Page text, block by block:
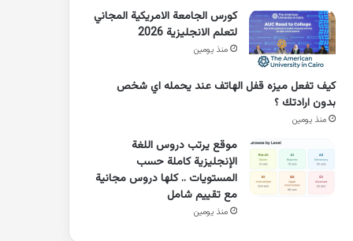
كورس الجامعة الامريكية المجاني
لتعلم الانجليزية 2026
منذ يومين
كيف تفعل ميزه قفل الهاتف عند يحمله اي شخص
بدون ارادتك ؟
منذ يومين
موقع يرتب دروس اللغة
الإنجليزية كاملة حسب
المستويات .. كلها دروس مجانية
مع تقييم شامل
منذ يومين